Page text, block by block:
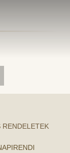
RENDELETEK